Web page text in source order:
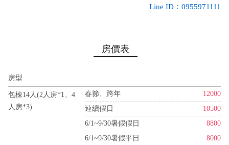
Line ID：0955971111
房價表
房型
包棟14人(2人房*1、4
人房*3)
春節、跨年
12000
連續假日
10500
6/1~9/30暑假假日
8800
6/1~9/30暑假平日
8000